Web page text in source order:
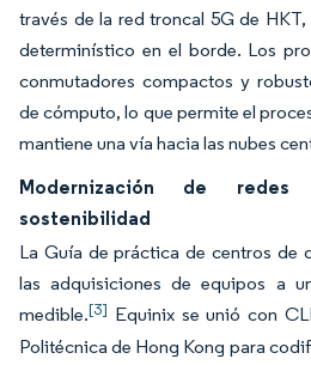
través de la red troncal 5G de
determinístico en el borde. Los
conmutadores compactos y
de cómputo, lo que permite el
mantiene una vía hacia las nubes
Modernización de
sostenibilidad
La Guía de práctica de centros de
las adquisiciones de equipos a
medible.[3] Equinix se unió con
Politécnica de Hong Kong para